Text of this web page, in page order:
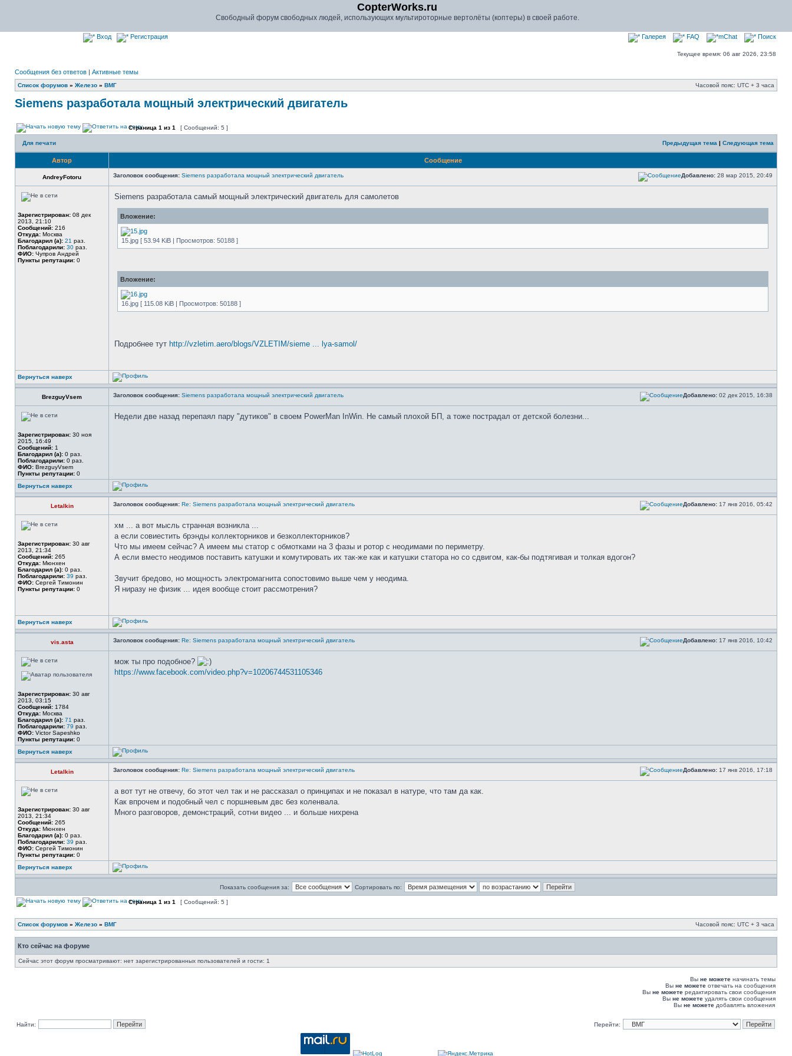
CopterWorks.ru
Свободный форум свободных людей, использующих мультироторные вертолёты (коптеры) в своей работе.
Вход Регистрация Галерея FAQ mChat Поиск
Текущее время: 06 авг 2026, 23:58
Сообщения без ответов | Активные темы
Список форумов » Железо » ВМГ Часовой пояс: UTC + 3 часа
Siemens разработала мощный электрический двигатель
Страница 1 из 1 [ Сообщений: 5 ]
Для печати Предыдущая тема | Следующая тема
Автор Сообщение
AndreyFotoru Заголовок сообщения: Siemens разработала мощный электрический двигатель Добавлено: 28 мар 2015, 20:49
Зарегистрирован: 08 дек
2013, 21:10
Сообщений: 216
Откуда: Москва
Благодарил (а): 21 раз.
Поблагодарили: 30 раз.
ФИО: Чупров Андрей
Пункты репутации: 0
Siemens разработала самый мощный электрический двигатель для самолетов
Вложение:
15.jpg [ 53.94 KiB | Просмотров: 50188 ]
Вложение:
16.jpg [ 115.08 KiB | Просмотров: 50188 ]
Подробнее тут http://vzletim.aero/blogs/VZLETIM/sieme ... lya-samol/
Вернуться наверх
BrezguyVsem Заголовок сообщения: Siemens разработала мощный электрический двигатель Добавлено: 02 дек 2015, 16:38
Зарегистрирован: 30 ноя
2015, 16:49
Сообщений: 1
Благодарил (а): 0 раз.
Поблагодарили: 0 раз.
ФИО: BrezguyVsem
Пункты репутации: 0
Недели две назад перепаял пару "дутиков" в своем PowerMan InWin. Не самый плохой БП, а тоже пострадал от детской болезни...
Вернуться наверх
Letalkin Заголовок сообщения: Re: Siemens разработала мощный электрический двигатель Добавлено: 17 янв 2016, 05:42
Зарегистрирован: 30 авг
2013, 21:34
Сообщений: 265
Откуда: Мюнхен
Благодарил (а): 0 раз.
Поблагодарили: 39 раз.
ФИО: Сергей Тимонин
Пункты репутации: 0
хм ... а вот мысль странная возникла ...
а если совиестить брэнды коллекторников и безколлекторников?
Что мы имеем сейчас? А имеем мы статор с обмотками на 3 фазы и ротор с неодимами по периметру.
А если вместо неодимов поставить катушки и комутировать их так-же как и катушки статора но со сдвигом, как-бы подтягивая и толкая вдогон?
Звучит бредово, но мощность электромагнита сопостовимо выше чем у неодима.
Я ниразу не физик ... идея вообще стоит рассмотрения?
Вернуться наверх
vis.asta Заголовок сообщения: Re: Siemens разработала мощный электрический двигатель Добавлено: 17 янв 2016, 10:42
Зарегистрирован: 30 авг
2013, 03:15
Сообщений: 1784
Откуда: Москва
Благодарил (а): 71 раз.
Поблагодарили: 79 раз.
ФИО: Victor Sapeshko
Пункты репутации: 0
мож ты про подобное?
https://www.facebook.com/video.php?v=10206744531105346
Вернуться наверх
Letalkin Заголовок сообщения: Re: Siemens разработала мощный электрический двигатель Добавлено: 17 янв 2016, 17:18
Зарегистрирован: 30 авг
2013, 21:34
Сообщений: 265
Откуда: Мюнхен
Благодарил (а): 0 раз.
Поблагодарили: 39 раз.
ФИО: Сергей Тимонин
Пункты репутации: 0
а вот тут не отвечу, бо этот чел так и не рассказал о принципах и не показал в натуре, что там да как.
Как впрочем и подобный чел с поршневым двс без коленвала.
Много разговоров, демонстраций, сотни видео ... и больше нихрена
Вернуться наверх
Показать сообщения за: Сортировать по:
Страница 1 из 1 [ Сообщений: 5 ]
Список форумов » Железо » ВМГ Часовой пояс: UTC + 3 часа
Кто сейчас на форуме
Сейчас этот форум просматривают: нет зарегистрированных пользователей и гости: 1
Вы не можете начинать темы
Вы не можете отвечать на сообщения
Вы не можете редактировать свои сообщения
Вы не можете удалять свои сообщения
Вы не можете добавлять вложения
Найти: Перейти: